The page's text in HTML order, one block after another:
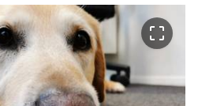
crop_free